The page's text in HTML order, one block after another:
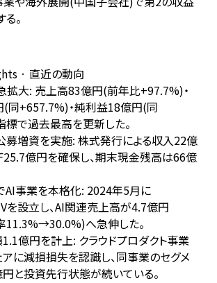
。
· 直近の動向
拡大: 売上高83億円(前年比+97.7%)・
同+657.7%)・純利益18億円(同
で過去最高を更新した。
募増資を実施: 株式発行による収入22億
億円を確保し、期末現金残高は66億
AI事業を本格化: 2024年5月に
を設立し、AI関連売上高が4.7億円
へ急伸した。
1.1億円を計上: クラウドプロダクト事業
アに減損損失を認識し、同事業のセグメ
と投資先行状態が続いている。